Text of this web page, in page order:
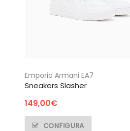
Emporio Armani EA7
Sneakers Slasher
149,00€
CONFIGURA